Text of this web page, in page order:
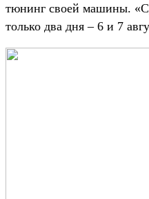
тюнинг своей машины.
только два дня – 6 и 7